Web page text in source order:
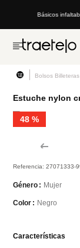
Básicos
Bolsos
Estuche nylon
48 %
Referencia:27071333-
Género Mujer
Color Negro
Características